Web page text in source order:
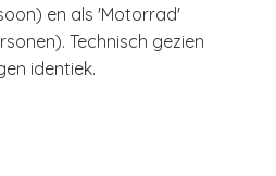
en als 'Motorrad'
Technisch gezien
identiek.